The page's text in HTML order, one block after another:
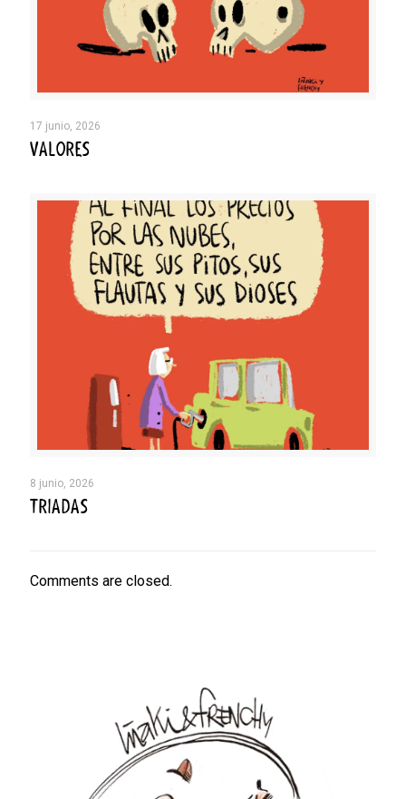
17 junio, 2026
VALORES
8 junio, 2026
TRIADAS
Comments are closed.